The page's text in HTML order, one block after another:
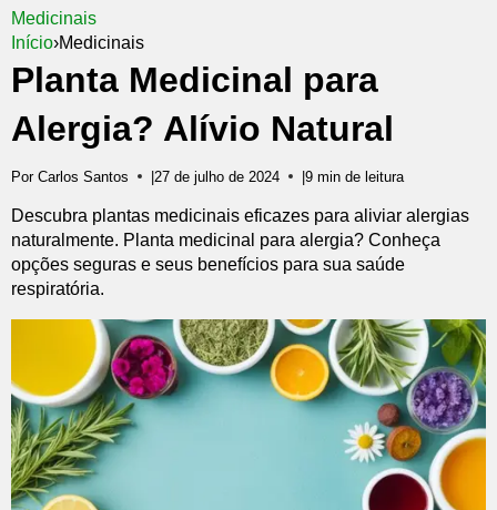
Medicinais
Início›Medicinais
Planta Medicinal para
Alergia? Alívio Natural
Por Carlos Santos |27 de julho de 2024 |9 min de leitura
Descubra plantas medicinais eficazes para aliviar alergias
naturalmente. Planta medicinal para alergia? Conheça
opções seguras e seus benefícios para sua saúde
respiratória.